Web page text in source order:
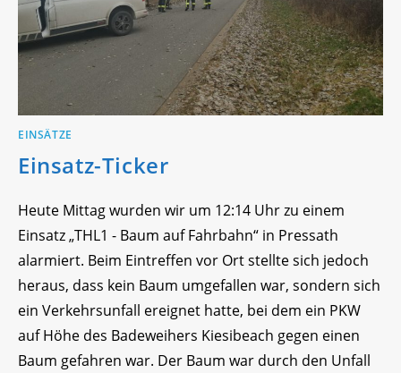
EINSÄTZE
Einsatz-Ticker
Heute Mittag wurden wir um 12:14 Uhr zu einem
Einsatz „THL1 - Baum auf Fahrbahn“ in Pressath
alarmiert. Beim Eintreffen vor Ort stellte sich jedoch
heraus, dass kein Baum umgefallen war, sondern sich
ein Verkehrsunfall ereignet hatte, bei dem ein PKW
auf Höhe des Badeweihers Kiesibeach gegen einen
Baum gefahren war. Der Baum war durch den Unfall